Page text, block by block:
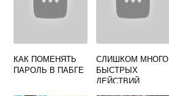
КАК ПОМЕНЯТЬ
ПАРОЛЬ В ПАБГЕ
СЛИШКОМ МНОГО
БЫСТРЫХ
ДЕЙСТВИЙ